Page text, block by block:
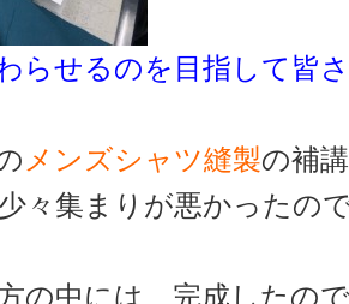
らせるのを目指して皆
メンズシャツ縫製の補
々集まりが悪かったの
の中には、完成したの